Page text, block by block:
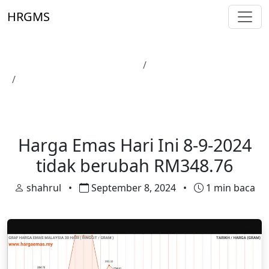
HRGMS
Harga Emas Hari Ini 8-9-2024
tidak berubah RM348.76
shahrul • September 8, 2024 • 1 min baca